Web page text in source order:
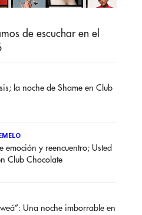
de escuchar en el
la noche de Shame en Club
emoción y reencuentro; Usted
Club Chocolate
weá”: Una noche imborrable en